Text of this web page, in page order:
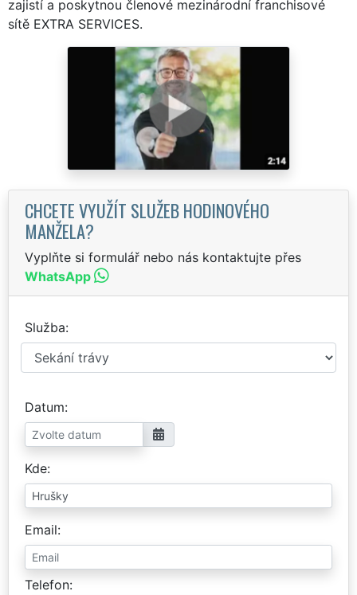
zajistí a poskytnou členové mezinárodní franchisové
sítě EXTRA SERVICES.
CHCETE VYUŽÍT SLUŽEB HODINOVÉHO
MANŽELA?
Vyplňte si formulář nebo nás kontaktujte přes
WhatsApp
Služba
Datum
Kde
Email
Telefon